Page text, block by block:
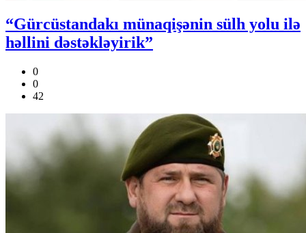
“Gürcüstandakı münaqişənin sülh yolu ilə
həllini dəstəkləyirik”
0
0
42